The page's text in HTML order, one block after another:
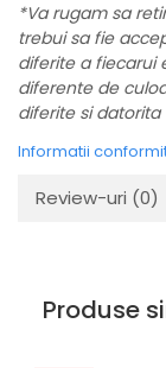
*Va rugam sa
trebui sa fie
diferite a fiecarui
diferente de
diferite si
Informatii
Review-uri (0)
Produse